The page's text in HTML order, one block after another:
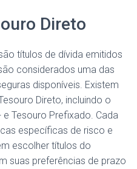
Direto
títulos de dívida emitidos
considerados uma das
disponíveis. Existem
Direto, incluindo o
e Tesouro Prefixado. Cada
específicas de risco e
escolher títulos do
suas preferências de prazo